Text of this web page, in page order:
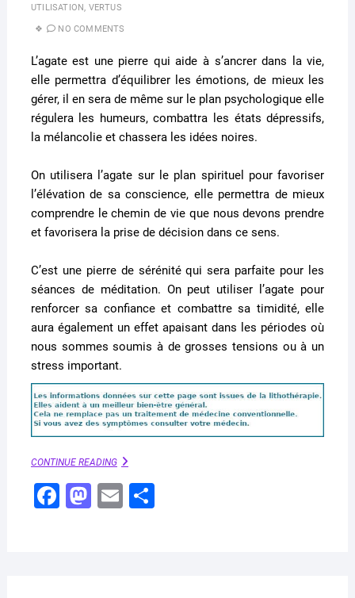
UTILISATION, VERTUS
NO COMMENTS
L’agate est une pierre qui aide à s’ancrer dans la vie,
elle permettra d’équilibrer les émotions, de mieux les
gérer, il en sera de même sur le plan psychologique elle
régulera les humeurs, combattra les états dépressifs,
la mélancolie et chassera les idées noires.
On utilisera l’agate sur le plan spirituel pour favoriser
l’élévation de sa conscience, elle permettra de mieux
comprendre le chemin de vie que nous devons prendre
et favorisera la prise de décision dans ce sens.
C’est une pierre de sérénité qui sera parfaite pour les
séances de méditation. On peut utiliser l’agate pour
renforcer sa confiance et combattre sa timidité, elle
aura également un effet apaisant dans les périodes où
nous sommes soumis à de grosses tensions ou à un
stress important.
CONTINUE READINGAGATE
UTILISATION
ET
F M E P